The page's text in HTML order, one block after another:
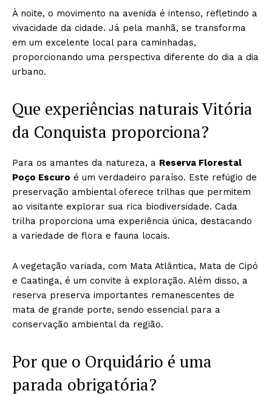
À noite, o movimento na avenida é intenso, refletindo a
vivacidade da cidade. Já pela manhã, se transforma
em um excelente local para caminhadas,
proporcionando uma perspectiva diferente do dia a dia
urbano.
Que experiências naturais Vitória
da Conquista proporciona?
Para os amantes da natureza, a Reserva Florestal
Poço Escuro é um verdadeiro paraíso. Este refúgio de
preservação ambiental oferece trilhas que permitem
ao visitante explorar sua rica biodiversidade. Cada
trilha proporciona uma experiência única, destacando
a variedade de flora e fauna locais.
A vegetação variada, com Mata Atlântica, Mata de Cipó
e Caatinga, é um convite à exploração. Além disso, a
reserva preserva importantes remanescentes de
mata de grande porte, sendo essencial para a
conservação ambiental da região.
Por que o Orquidário é uma
parada obrigatória?